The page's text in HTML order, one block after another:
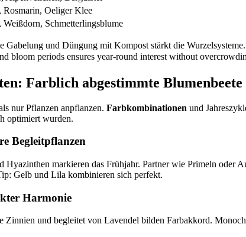
Rosmarin, Oeliger Klee
Weißdorn, Schmetterlingsblume
Gabelung und Düngung mit Kompost stärkt die
bloom periods ensures year-round interest without
Farblich abgestimmte Blumenbeete
nur Pflanzen anpflanzen. Farbkombinationen und
optimiert wurden.
Begleitpflanzen
markieren das Frühjahr. Partner wie Primeln oder
Gelb und Lila kombinieren sich perfekt.
Harmonie
Zinnien und begleitet von Lavendel bilden Farbakkord.